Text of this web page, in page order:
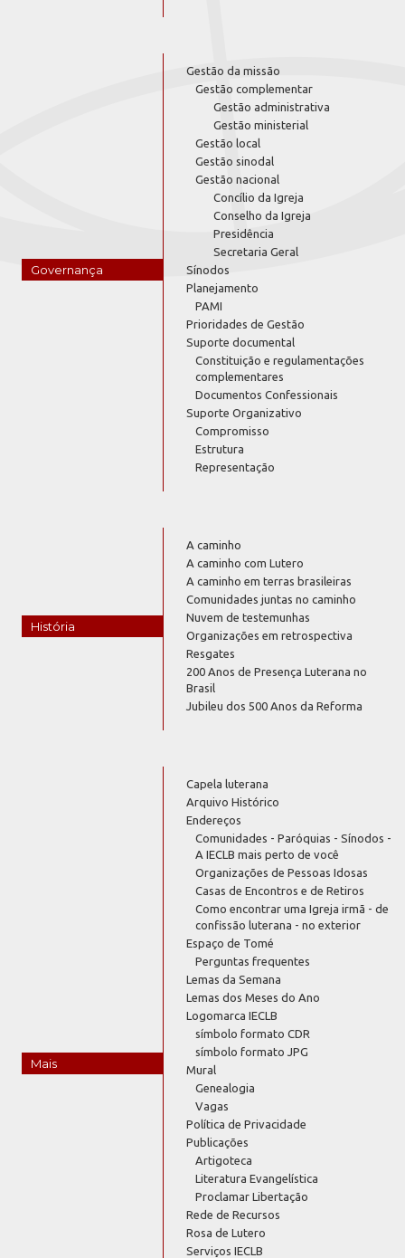
Governança
Gestão da missão
Gestão complementar
Gestão administrativa
Gestão ministerial
Gestão local
Gestão sinodal
Gestão nacional
Concílio da Igreja
Conselho da Igreja
Presidência
Secretaria Geral
Sínodos
Planejamento
PAMI
Prioridades de Gestão
Suporte documental
Constituição e regulamentações
complementares
Documentos Confessionais
Suporte Organizativo
Compromisso
Estrutura
Representação
História
A caminho
A caminho com Lutero
A caminho em terras brasileiras
Comunidades juntas no caminho
Nuvem de testemunhas
Organizações em retrospectiva
Resgates
200 Anos de Presença Luterana no
Brasil
Jubileu dos 500 Anos da Reforma
Mais
Capela luterana
Arquivo Histórico
Endereços
Comunidades - Paróquias - Sínodos -
A IECLB mais perto de você
Organizações de Pessoas Idosas
Casas de Encontros e de Retiros
Como encontrar uma Igreja irmã - de
confissão luterana - no exterior
Espaço de Tomé
Perguntas frequentes
Lemas da Semana
Lemas dos Meses do Ano
Logomarca IECLB
símbolo formato CDR
símbolo formato JPG
Mural
Genealogia
Vagas
Política de Privacidade
Publicações
Artigoteca
Literatura Evangelística
Proclamar Libertação
Rede de Recursos
Rosa de Lutero
Serviços IECLB